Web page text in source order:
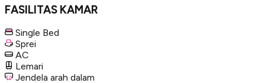
FASILITAS KAMAR
Single Bed
Sprei
AC
Lemari
Jendela arah dalam